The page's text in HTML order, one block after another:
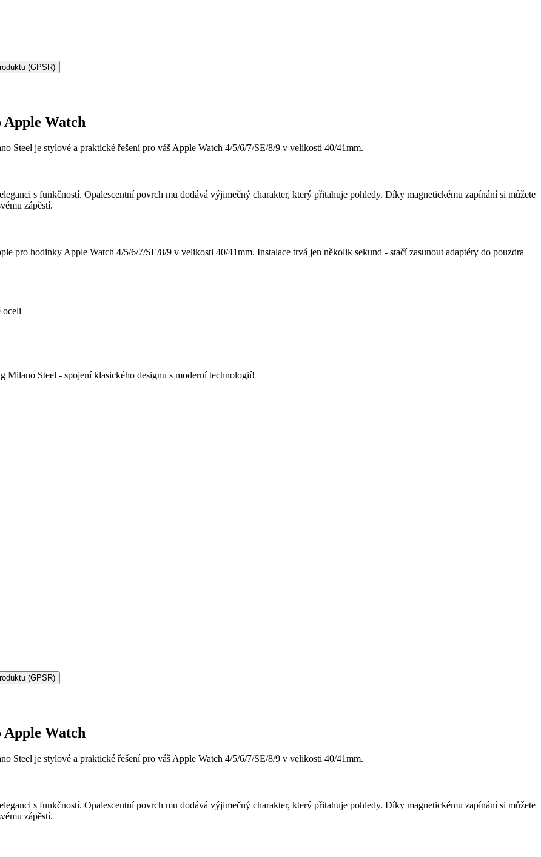
(GPSR)
Watch
Steel je stylové a praktické řešení pro váš Apple Watch 4/5/6/7/SE/8/9 v velikosti 40/41mm.
s funkčností. Opalescentní povrch mu dodává výjimečný charakter, který přitahuje pohledy. Díky magnetickému zapínání si můžete
zápěstí.
pro hodinky Apple Watch 4/5/6/7/SE/8/9 v velikosti 40/41mm. Instalace trvá jen několik sekund - stačí zasunout adaptéry do pouzdra
oceli
Milano Steel - spojení klasického designu s moderní technologií!
(GPSR)
Watch
Steel je stylové a praktické řešení pro váš Apple Watch 4/5/6/7/SE/8/9 v velikosti 40/41mm.
s funkčností. Opalescentní povrch mu dodává výjimečný charakter, který přitahuje pohledy. Díky magnetickému zapínání si můžete
zápěstí.